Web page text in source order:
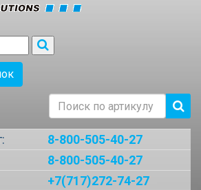
8-800-505-40-27
8-800-505-40-27
+7(717)272-74-27